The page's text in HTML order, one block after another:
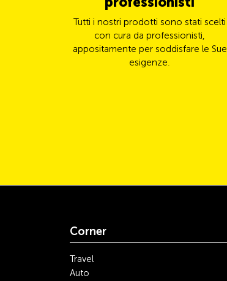
Tutti i nostri prodotti sono stati scelti
con cura da professionisti,
appositamente per soddisfare le Sue
esigenze.
Corner
Travel
Auto